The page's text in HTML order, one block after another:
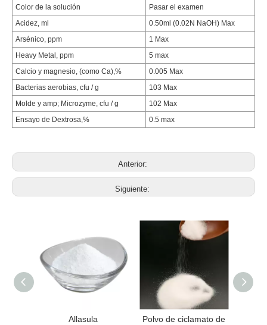
Color de la solución
Pasar el examen
Acidez, ml
0.50ml (0.02N NaOH) Max
Arsénico, ppm
1 Max
Heavy Metal, ppm
5 max
Calcio y magnesio, (como Ca),%
0.005 Max
Bacterias aerobias, cfu / g
103 Max
Molde y amp; Microzyme, cfu / g
102 Max
Ensayo de Dextrosa,%
0.5 max
Anterior:
Siguiente:
Allasula
Polvo de ciclamato de